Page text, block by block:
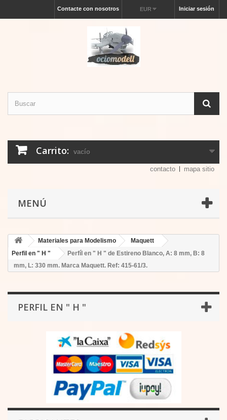
Iniciar sesión
EUR
Contacte con nosotros
Carrito: vacío
contacto mapa sitio
MENÚ
Materiales para Modelismo
Maquett
Perfil en " H "
Perfíl en " H " de Estireno Blanco, A: 8 mm, B: 8
mm, L: 330 mm. Marca Maquett. Ref: 415-61/3.
PERFIL EN " H "